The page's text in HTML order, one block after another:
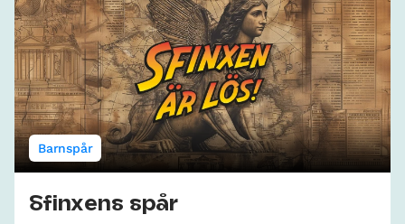
Barnspår
Sfinxens spår